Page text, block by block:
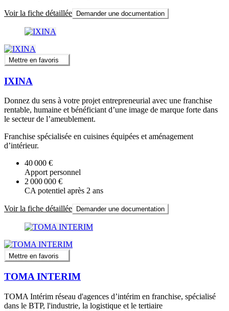
Voir la fiche détaillée Demander une documentation
Mettre en favoris
IXINA
Donnez du sens à votre projet entrepreneurial avec une franchise
rentable, humaine et bénéficiant d’une image de marque forte dans
le secteur de l’ameublement.
Franchise spécialisée en cuisines équipées et aménagement
d’intérieur.
40 000 €
Apport personnel
2 000 000 €
CA potentiel après 2 ans
Voir la fiche détaillée Demander une documentation
Mettre en favoris
TOMA INTERIM
TOMA Intérim réseau d'agences d’intérim en franchise, spécialisé
dans le BTP, l'industrie, la logistique et le tertiaire